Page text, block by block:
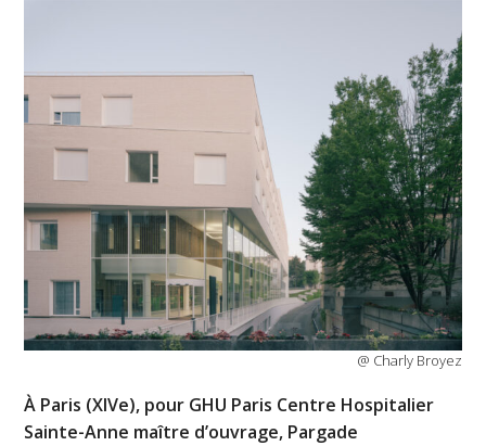
@ Charly Broyez
À Paris (XIVe), pour GHU Paris Centre Hospitalier
Sainte-Anne maître d’ouvrage, Pargade